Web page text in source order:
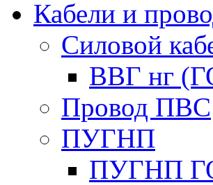
Кабели и
Силовой
ВВГ нг
Провод ПВС
ПУГНП
ПУГНП